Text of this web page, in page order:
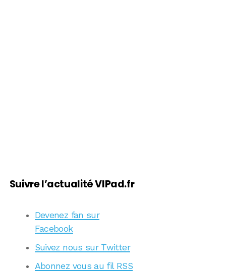
Suivre l’actualité VIPad.fr
Devenez fan sur
Facebook
Suivez nous sur Twitter
Abonnez vous au fil RSS